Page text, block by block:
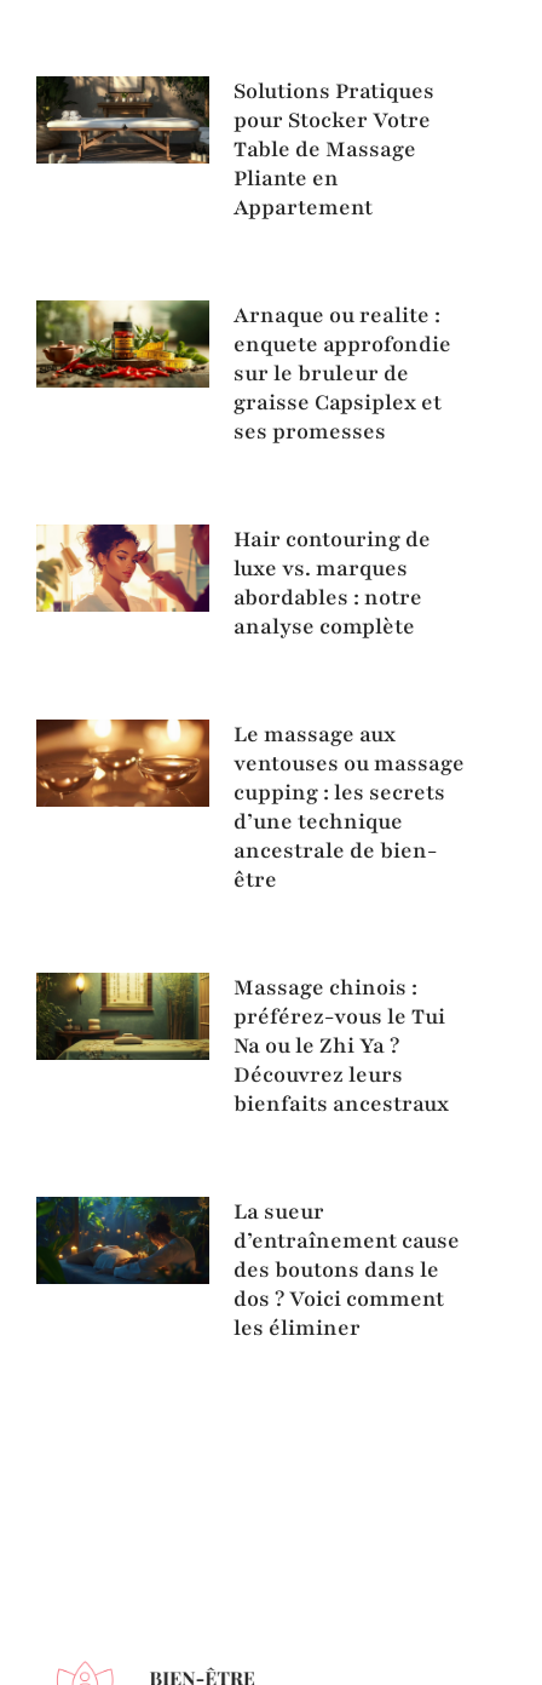
Solutions Pratiques
pour Stocker Votre
Table de Massage
Pliante en
Appartement
Arnaque ou realite :
enquete approfondie
sur le bruleur de
graisse Capsiplex et
ses promesses
Hair contouring de
luxe vs. marques
abordables : notre
analyse complète
Le massage aux
ventouses ou massage
cupping : les secrets
d’une technique
ancestrale de bien-
être
Massage chinois :
préférez-vous le Tui
Na ou le Zhi Ya ?
Découvrez leurs
bienfaits ancestraux
La sueur
d’entraînement cause
des boutons dans le
dos ? Voici comment
les éliminer